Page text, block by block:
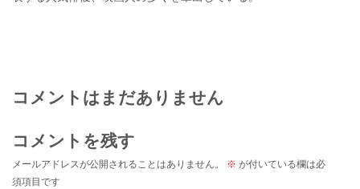
コメントはまだありません
コメントを残す
メールアドレスが公開されることはありません。 ※ が付いている欄は必
須項目です